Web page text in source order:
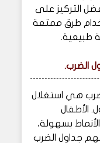
التركيز على
طرق ممتعة
طبيعية.
هي استغلال
الأطفال
بسهولة،
جداول الضرب